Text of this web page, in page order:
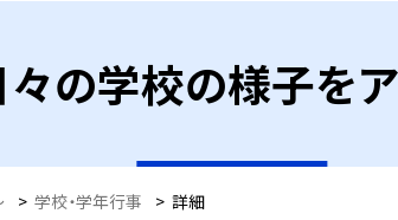
の学校の様子をア
> 学校・学年行事 > 詳細